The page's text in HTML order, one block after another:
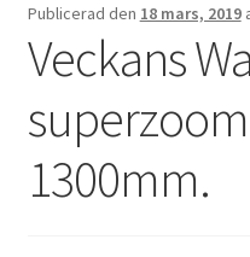
Publicerad den 18 mars, 2019
Veckans
1300mm.